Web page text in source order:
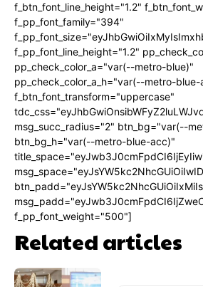
f_btn_font_line_height="1.2"
f_pp_font_family="394"
f_pp_font_line_height="1.2"
pp_check_color_a="var(--metro-blue)"
pp_check_color_a_h="var(--metro-
f_btn_font_transform="uppercase"
msg_succ_radius="2" btn_bg="var(--
btn_bg_h="var(--metro-blue-acc)"
f_pp_font_weight="500"]
Related articles